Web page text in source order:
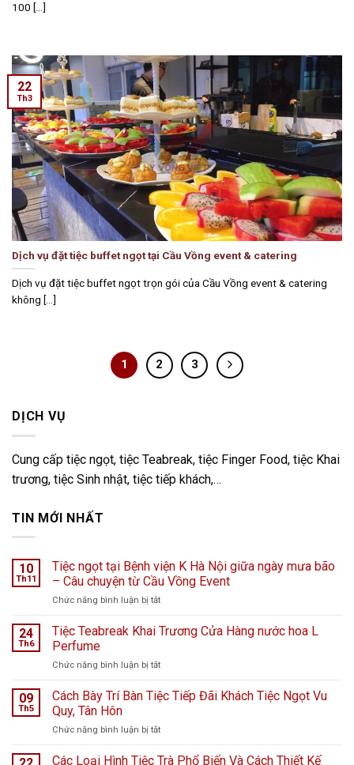
100 [...]
Dịch vụ đặt tiệc buffet ngọt tại Cầu Vồng event & catering
Dịch vụ đặt tiệc buffet ngọt trọn gói của Cầu Vồng event & catering
không [...]
22
Th3
1 2 3
DỊCH VỤ
Cung cấp tiệc ngọt, tiệc Teabreak, tiệc Finger Food, tiệc Khai
trương, tiệc Sinh nhật, tiệc tiếp khách,…
TIN MỚI NHẤT
10
Th11
Tiệc ngọt tại Bệnh viện K Hà Nội giữa ngày mưa bão
– Câu chuyện từ Cầu Vồng Event
Chức năng bình luận bị tắtở
ngọt
viện
Hà
ngày
bão
24
Th6
Tiệc Teabreak Khai Trương Cửa Hàng nước hoa L
Perfume
Chức năng bình luận bị tắtở
Teabreak
Khai
Cửa
nước
09
Th5
Cách Bày Trí Bàn Tiệc Tiếp Đãi Khách Tiệc Ngọt Vu
Quy, Tân Hôn
Chức năng bình luận bị tắtở
Bày
Các Loại Hình Tiệc Trà Phổ Biến Và Cách Thiết Kế